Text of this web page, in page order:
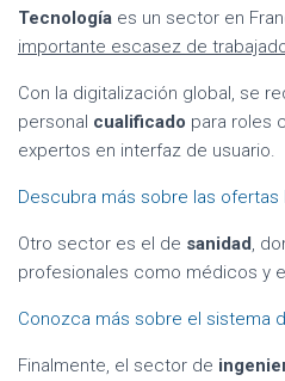
Tecnología es un sector en
importante escasez de
Con la digitalización global, se
personal cualificado para roles
expertos en interfaz de usuario.
Descubra más sobre las
Otro sector es el de sanidad,
profesionales como médicos y
Conozca más sobre el sistema
Finalmente, el sector de